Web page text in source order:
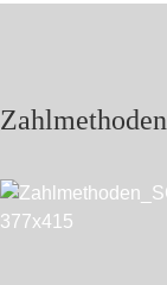
Zahlmethoden